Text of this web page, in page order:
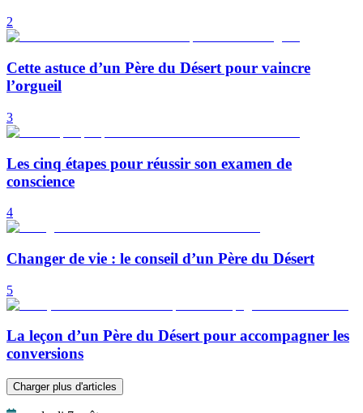
2
Cette astuce d’un Père du Désert pour vaincre
l’orgueil
3
Les cinq étapes pour réussir son examen de
conscience
4
Changer de vie : le conseil d’un Père du Désert
5
La leçon d’un Père du Désert pour accompagner les
conversions
Charger plus d'articles